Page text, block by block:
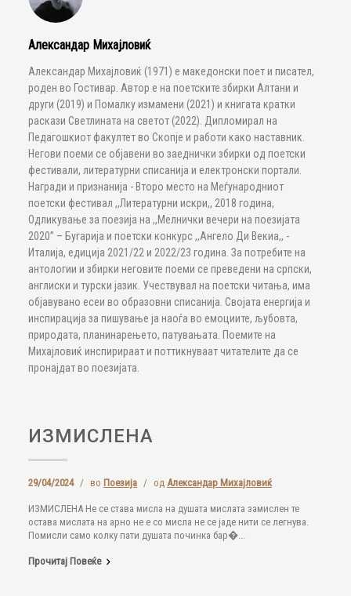
Александар Михајловиќ
Александар Михајловиќ (1971) е македонски поет и писател,
роден во Гостивар. Автор е на поетските збирки Алтани и
други (2019) и Помалку измамени (2021) и книгата кратки
раскази Светлината на светот (2022). Дипломирал на
Педагошкиот факултет во Скопје и работи како наставник.
Негови поеми се објавени во заеднички збирки од поетски
фестивали, литературни списанија и електронски портали.
Награди и признанија - Второ место на Меѓународниот
поетски фестивал ,,Литературни искри,, 2018 година,
Одликување за поезија на ,,Мелнички вечери на поезијата
2020” – Бугарија и поетски конкурс ,,Ангело Ди Векиа,, -
Италија, едиција 2021/22 и 2022/23 година. За потребите на
антологии и збирки неговите поеми се преведени на српски,
англиски и турски јазик. Учествувал на поетски читања, има
објавувано есеи во образовни списанија. Својата енергија и
инспирација за пишување ја наоѓа во емоциите, љубовта,
природата, планинарењето, патувањата. Поемите на
Михајловиќ инспирираат и поттикнуваат читателите да се
пронајдат во поезијата.
ИЗМИСЛЕНА
29/04/2024 / во Поезија / од Александар Михајловиќ
ИЗМИСЛЕНА Не се става мисла на душата мислата замислен те
остава мислата на арно не е со мисла не се јаде нити се легнува.
Помисли само колку пати душата починка бар�...
Прочитај Повеќе